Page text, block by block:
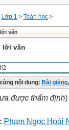
Lớp 1 > Toán học >
văn
lời văn
nội dung: Bài giảng,
được thẩm định)
Phạm Ngọc Hoài